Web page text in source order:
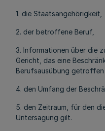
1. die Staatsangehörigkeit,
2. der betroffene Beruf,
3. Informationen über die
Gericht, das eine
Berufsausübung getroffen
4. den Umfang der
5. den Zeitraum, für den
Untersagung gilt.